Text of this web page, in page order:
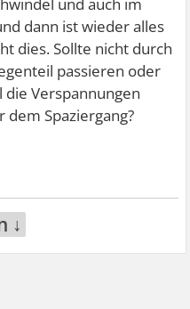
dann ist wieder alles
dies. Sollte nicht durch
passieren oder
Verspannungen
Spaziergang?
↓